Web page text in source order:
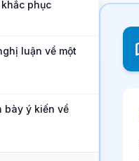
phục
luận về một
bày ý kiến về